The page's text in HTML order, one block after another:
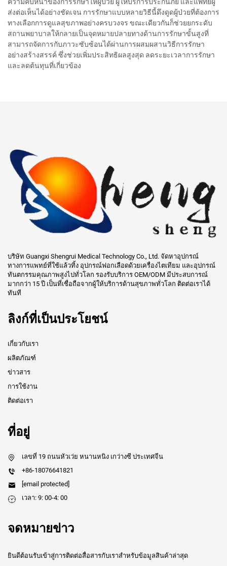
ส่งต่อเห็นได้อย่างชัดเจน การรักษาแบบหลายวิธีนี้ดึงดูดผู้ป่วยที่ต้องการ
ทางเลือกการดูแลสุขภาพอย่างครบวงจร ขณะเดียวกันก็ช่วยยกระดับ
สถานพยาบาลให้กลายเป็นจุดหมายปลายทางด้านการรักษาขั้นสูงที่
สามารถจัดการกับภาวะซับซ้อนได้ผ่านการผสมผสานวิธีการรักษา
อย่างสร้างสรรค์ ซึ่งช่วยเพิ่มประสิทธิผลสูงสุด ลดระยะเวลาการรักษา
และลดต้นทุนที่เกี่ยวข้อง
บริษัท Guangxi Shengrui Medical Technology Co., Ltd. จัดหาอุปกรณ์
ทางการแพทย์ที่ใช้แล้วทิ้ง อุปกรณ์ฟอกเลือดด้วยเครื่องไตเทียม และอุปกรณ์
ทันตกรรมคุณภาพสูงไปทั่วโลก รองรับบริการ OEM/ODM มีประสบการณ์
มากกว่า 15 ปี เป็นที่เชื่อถือจากผู้ให้บริการด้านสุขภาพทั่วโลก ติดต่อเราได้
ทันที
ลิงก์ที่เป็นประโยชน์
เกี่ยวกับเรา
ผลิตภัณฑ์
ข่าวสาร
การใช้งาน
ติดต่อเรา
ที่อยู่
เลขที่ 19 ถนนหัวเว่ย หนานหนิง เกว่างซี ประเทศจีน
+86-18076641821
[email protected]
เวลา: 9: 00-4: 00
จดหมายข่าว
ยินดีต้อนรับเข้าสู่การติดต่อสื่อสารกับเราสำหรับข้อมูลสินค้าล่าสุด